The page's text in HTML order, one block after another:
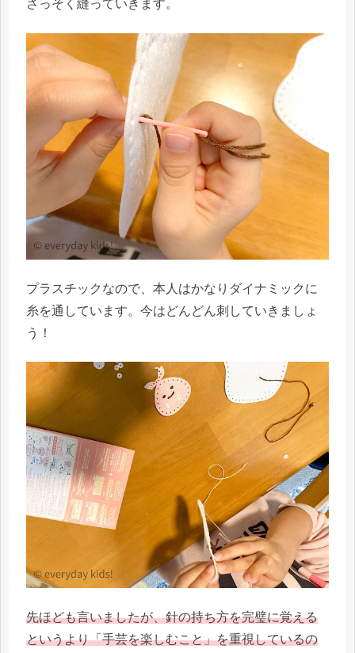
さっそく縫っていきます。
プラスチックなので、本人はかなりダイナミックに
糸を通しています。今はどんどん刺していきましょ
う！
先ほども言いましたが、針の持ち方を完璧に覚える
というより「手芸を楽しむこと」を重視しているの